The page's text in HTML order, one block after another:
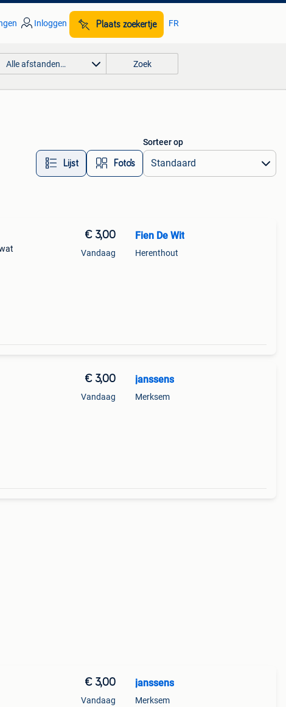
Inloggen Plaats zoekertje FR
Alle afstanden… Zoek
Lijst Foto’s
Sorteer op
€ 3,00
Vandaag
Fien De Wit
Herenthout
€ 3,00
Vandaag
janssens
Merksem
€ 3,00
Vandaag
janssens
Merksem